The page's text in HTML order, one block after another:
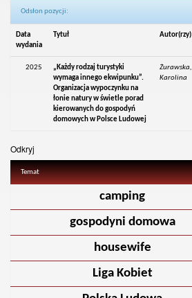
Odsłon pozycji:
Data
wydania
Tytuł Autor(rzy)
2025
„Każdy rodzaj turystyki
wymaga innego ekwipunku”.
Organizacja wypoczynku na
łonie natury w świetle porad
kierowanych do gospodyń
domowych w Polsce Ludowej
Żurawska,
Karolina
Odkryj
Temat
camping
gospodyni domowa
housewife
Liga Kobiet